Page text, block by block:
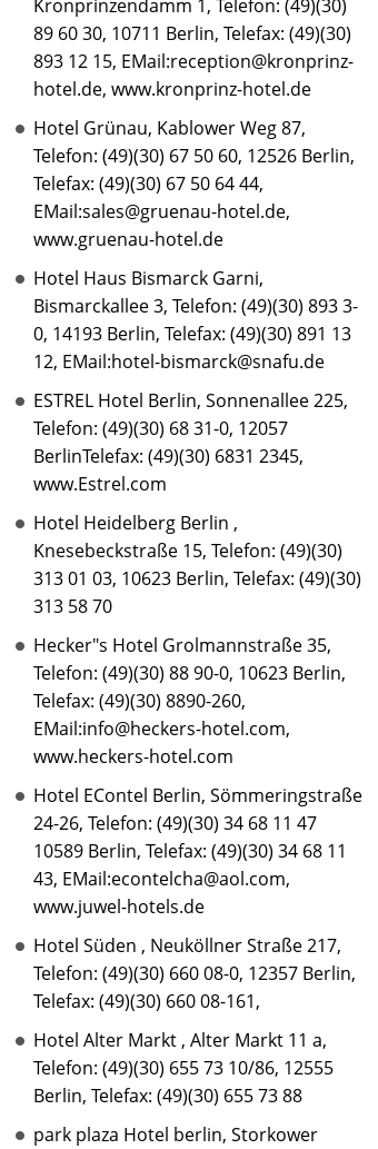
Kronprinzendamm 1, Telefon: (49)(30)
89 60 30, 10711 Berlin, Telefax: (49)(30)
893 12 15, EMail:reception@kronprinz-
hotel.de, www.kronprinz-hotel.de
Hotel Grünau, Kablower Weg 87,
Telefon: (49)(30) 67 50 60, 12526 Berlin,
Telefax: (49)(30) 67 50 64 44,
EMail:sales@gruenau-hotel.de,
www.gruenau-hotel.de
Hotel Haus Bismarck Garni,
Bismarckallee 3, Telefon: (49)(30) 893 3-
0, 14193 Berlin, Telefax: (49)(30) 891 13
12, EMail:hotel-bismarck@snafu.de
ESTREL Hotel Berlin, Sonnenallee 225,
Telefon: (49)(30) 68 31-0, 12057
BerlinTelefax: (49)(30) 6831 2345,
www.Estrel.com
Hotel Heidelberg Berlin ,
Knesebeckstraße 15, Telefon: (49)(30)
313 01 03, 10623 Berlin, Telefax: (49)(30)
313 58 70
Hecker"s Hotel Grolmannstraße 35,
Telefon: (49)(30) 88 90-0, 10623 Berlin,
Telefax: (49)(30) 8890-260,
EMail:info@heckers-hotel.com,
www.heckers-hotel.com
Hotel EContel Berlin, Sömmeringstraße
24-26, Telefon: (49)(30) 34 68 11 47
10589 Berlin, Telefax: (49)(30) 34 68 11
43, EMail:econtelcha@aol.com,
www.juwel-hotels.de
Hotel Süden , Neuköllner Straße 217,
Telefon: (49)(30) 660 08-0, 12357 Berlin,
Telefax: (49)(30) 660 08-161,
Hotel Alter Markt , Alter Markt 11 a,
Telefon: (49)(30) 655 73 10/86, 12555
Berlin, Telefax: (49)(30) 655 73 88
park plaza Hotel berlin, Storkower